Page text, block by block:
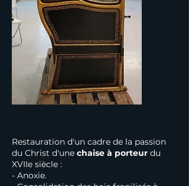
Restauration d'un cadre de la passion
du Christ d'une chaise à porteur du
XVIIe siècle :
- Anoxie.